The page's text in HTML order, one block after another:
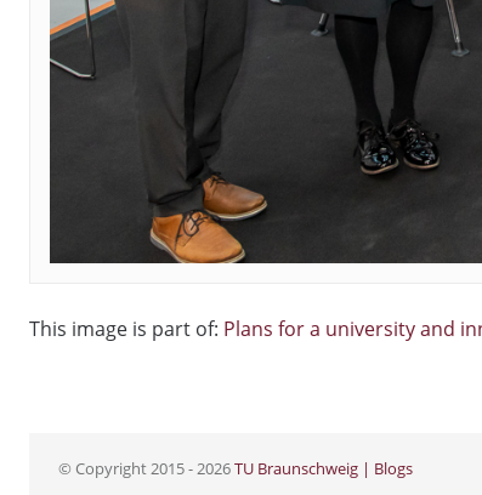
This image is part of: Plans for a university and
© Copyright 2015 - 2026TU Braunschweig | Blogs